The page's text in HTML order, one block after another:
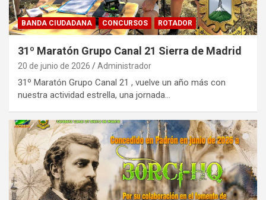
BANDA CIUDADANA CONCURSOS ROTADOR
31º Maratón Grupo Canal 21 Sierra de Madrid
20 de junio de 2026 Administrador
31º Maratón Grupo Canal 21 , vuelve un año más con
nuestra actividad estrella, una jornada…